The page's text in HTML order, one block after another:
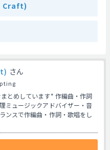
Craft)
さん
とめしています* 作編曲・作詞
ミュージックアドバイザー・音
ンスで作編曲・作詞・歌唱をし